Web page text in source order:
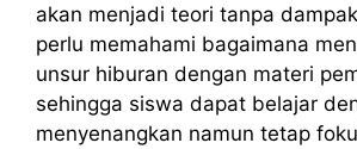
akan menjadi teori tanpa
perlu memahami bagaimana
unsur hiburan dengan materi
sehingga siswa dapat belajar
menyenangkan namun tetap